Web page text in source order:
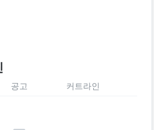
공고 커트라인